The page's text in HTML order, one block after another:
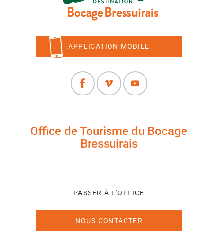
APPLICATION MOBILE
Office de Tourisme du Bocage
Bressuirais
PASSER À L'OFFICE
NOUS CONTACTER